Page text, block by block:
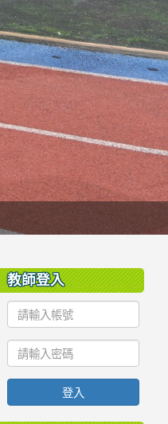
教師登入
登入